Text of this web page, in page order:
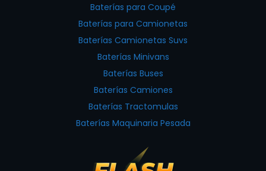
Baterías para Coupé
Baterías para Camionetas
Baterías Camionetas Suvs
Baterías Minivans
Baterías Buses
Baterías Camiones
Baterías Tractomulas
Baterías Maquinaria Pesada